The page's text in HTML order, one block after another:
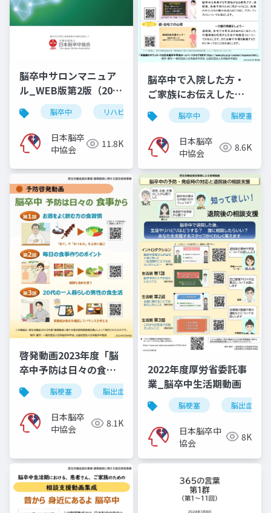
脳卒中サロンマニュア
ル_WEB版第2版（2025
年11月10日）
脳卒中 リハビリ 脳出血 くも膜下出血
日本脳卒
中協会
11.8K
脳卒中で入院した方・
ご家族にお伝えしたい
こと
脳卒中 脳梗塞
日本脳卒
中協会
8.6K
啓発動画2023年度「脳
卒中予防は日々の食事
から」脳梗塞 脳出血 くも膜下出血 脳卒中
日本脳卒
中協会
8.1K
2022年度厚労省委託事
業_脳卒中生活期動画
脳梗塞 脳出血
日本脳卒中
協会
8K